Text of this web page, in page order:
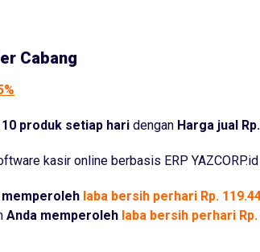
Cabang
produk setiap hari dengan Harga jual
kasir online berbasis ERP
memperoleh laba bersih perhari Rp.
Anda memperoleh laba bersih perhari